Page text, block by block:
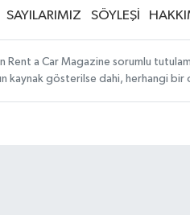
SAYILARIMIZ SÖYLEŞİ
a Car Magazine sorumlu
kaynak gösterilse dahi, herhangi bir